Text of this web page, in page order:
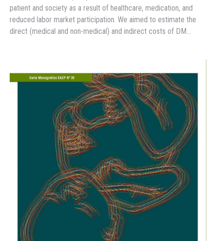
patient and society as a result of healthcare, medication, and
reduced labor market participation. We aimed to estimate the
direct (medical and non-medical) and indirect costs of DM…